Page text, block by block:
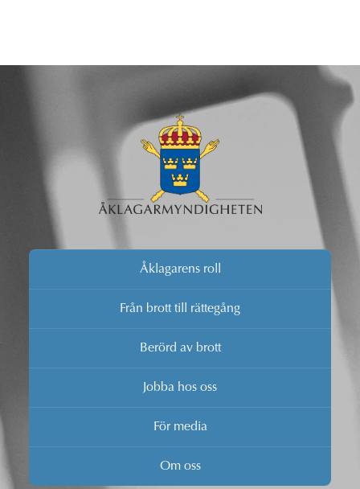
Åklagarens roll
Från brott till rättegång
Berörd av brott
Jobba hos oss
För media
Om oss